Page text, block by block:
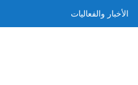
الأخبار والفعاليات